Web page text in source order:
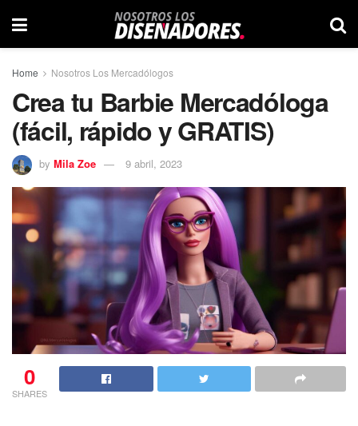
Home Nosotros Los Mercadólogos
Crea tu Barbie Mercadóloga
(fácil, rápido y GRATIS)
by Mila Zoe 9 abril, 2023
0
SHARES